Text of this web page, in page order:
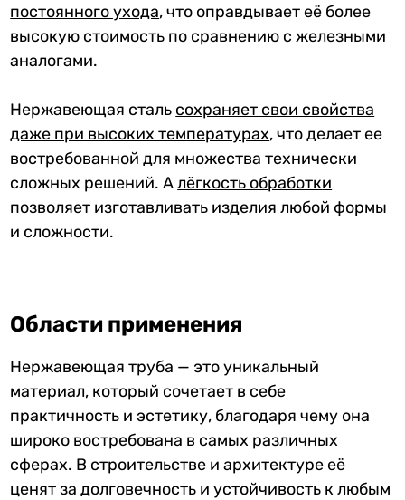
постоянного ухода, что оправдывает её более
высокую стоимость по сравнению с железными
аналогами.
Нержавеющая сталь сохраняет свои свойства
даже при высоких температурах, что делает ее
востребованной для множества технически
сложных решений. Алёгкость обработки
позволяет изготавливать изделия любой формы
и сложности.
Области применения
Нержавеющая труба — это уникальный
материал, который сочетает в себе
практичность и эстетику, благодаря чему она
широко востребована в самых различных
сферах. В строительстве и архитектуре её
ценят за долговечность и устойчивость к любым